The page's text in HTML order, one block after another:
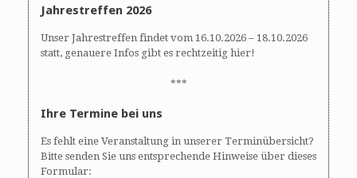
Jahrestreffen 2026
Unser Jahrestreffen findet vom 16.10.2026 – 18.10.2026
statt, genauere Infos gibt es rechtzeitig hier!
***
Ihre Termine bei uns
Es fehlt eine Veranstaltung in unserer Terminübersicht?
Bitte senden Sie uns entsprechende Hinweise über dieses
Formular: